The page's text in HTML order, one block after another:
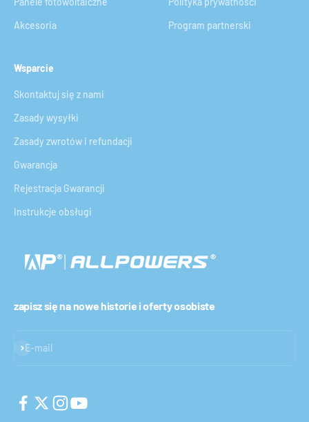
Akcesoria
Program partnerski
Wsparcie
Skontaktuj się z nami
Zasady wysyłki
Zasady zwrotów i refundacji
Gwarancja
Rejestracja Gwarancji
Instrukcje obsługi
zapisz się na nowe historie i oferty osobiste
E-mail
Subskrybuj